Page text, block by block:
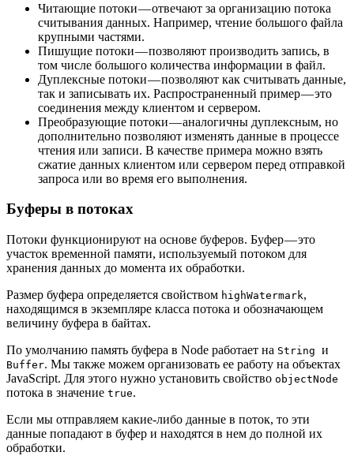
Читающие потоки — отвечают за организацию потока
считывания данных. Например, чтение большого файла
крупными частями.
Пишущие потоки — позволяют производить запись, в
том числе большого количества информации в файл.
Дуплексные потоки — позволяют как считывать данные,
так и записывать их. Распространенный пример — это
соединения между клиентом и сервером.
Преобразующие потоки — аналогичны дуплексным, но
дополнительно позволяют изменять данные в процессе
чтения или записи. В качестве примера можно взять
сжатие данных клиентом или сервером перед отправкой
запроса или во время его выполнения.
Буферы в потоках
Потоки функционируют на основе буферов. Буфер — это
участок временной памяти, используемый потоком для
хранения данных до момента их обработки.
Размер буфера определяется свойством highWatermark,
находящимся в экземпляре класса потока и обозначающем
величину буфера в байтах.
По умолчанию память буфера в Node работает на String и
Buffer. Мы также можем организовать ее работу на объектах
JavaScript. Для этого нужно установить свойство objectNode
потока в значение true.
Если мы отправляем какие-либо данные в поток, то эти
данные попадают в буфер и находятся в нем до полной их
обработки.